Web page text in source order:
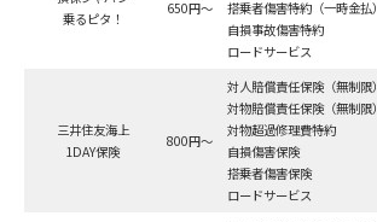
乗るピタ！
650円～
搭乗者傷害特約（一時金払）
自損事故傷害特約
ロードサービス
三井住友海上
1DAY保険
800円～
対人賠償責任保険（無制限）
対物賠償責任保険（無制限）
対物超過修理費特約
自損傷害保険
搭乗者傷害保険
ロードサービス